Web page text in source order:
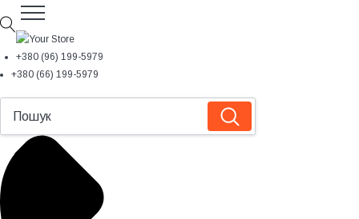
+380 (96) 199-5979
+380 (66) 199-5979